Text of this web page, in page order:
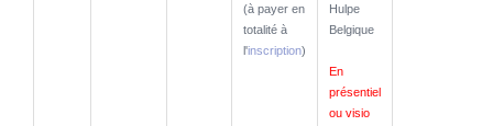
(à payer en
totalité à
l'inscription)
Hulpe
Belgique
En
présentiel
ou visio